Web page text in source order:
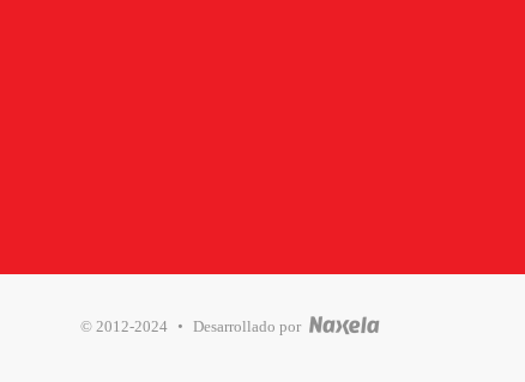
© 2012-2024 · Desarrollado por